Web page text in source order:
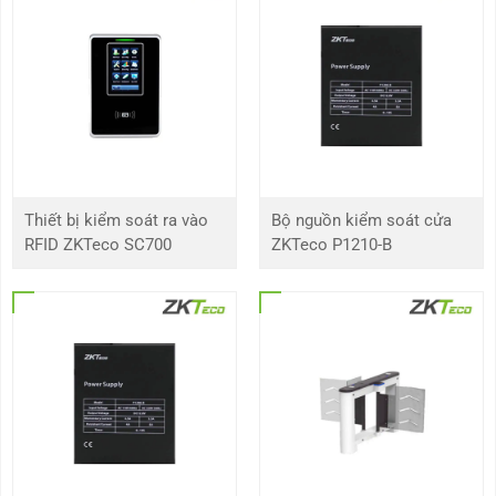
Đầu đọc thẻ
HBL100)
Nguồn cung cấp
Pin sạc Lithium, 8 × AA Alkaline Pin (không
Độ dày cửa
Thiết bị kiểm soát ra vào
RFID ZKTeco SC700
Bộ nguồn kiểm soát cửa
ZKTeco P1210-B